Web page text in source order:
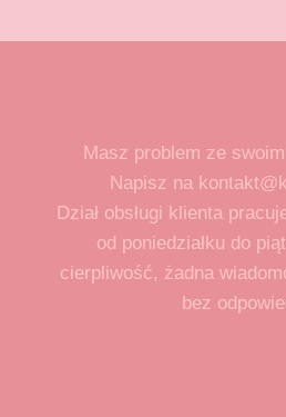
Masz problem ze
Napisz na
Dział obsługi klienta
od poniedziałku do
cierpliwość, żadna
bez